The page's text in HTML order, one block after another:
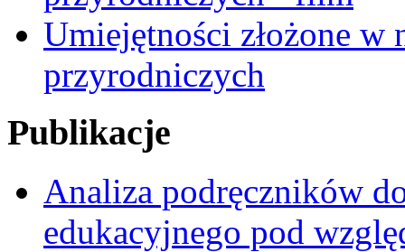
Umiejętności złożone
przyrodniczych
Publikacje
Analiza podręczników
edukacyjnego pod